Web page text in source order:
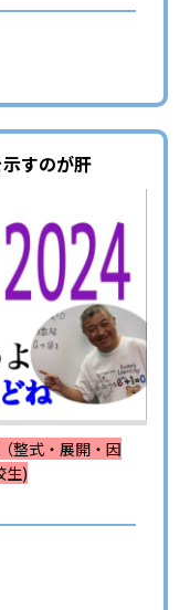
すのが肝
整式・展開・因
生)